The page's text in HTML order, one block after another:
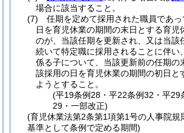
場合に該当すること。
(7)
任期を定めて採用された職員であ
日を育児休業の期間の末日とする育児
のが、当該任期を更新され、又は当該
続いて特定職に採用されることに伴い
係る子について、当該更新前の任期の
該採用の日を育児休業の期間の初日と
ようとすること。
(平19条例28・平22条例32・平29
29・一部改正)
(育児休業法第2条第1項第1号の人事院規
基準として条例で定める期間)